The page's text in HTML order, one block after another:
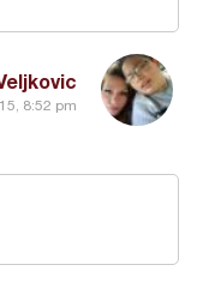
8:52 pm